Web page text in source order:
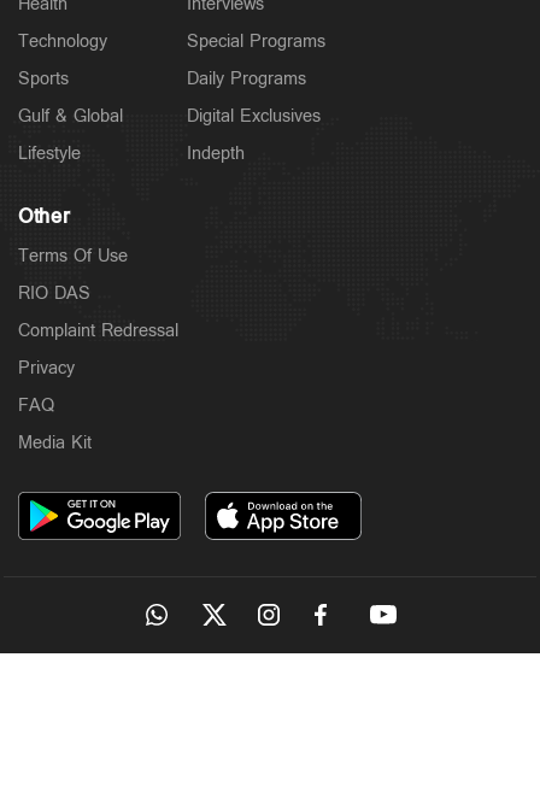
Technology
Sports
Gulf & Global
Lifestyle
Special Programs
Daily Programs
Digital Exclusives
Indepth
Other
Terms Of Use
RIO DAS
Complaint Redressal
Privacy
FAQ
Media Kit